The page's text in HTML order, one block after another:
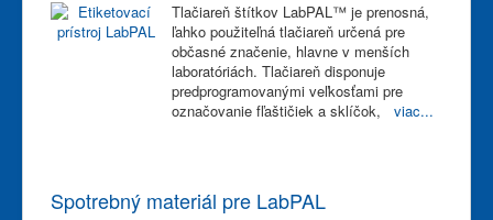
Tlačiareň štítkov LabPAL™ je prenosná,
ľahko použiteľná tlačiareň určená pre
občasné značenie, hlavne v menších
laboratóriách. Tlačiareň disponuje
predprogramovanými veľkosťami pre
označovanie fľaštičiek a sklíčok, viac...
Spotrebný materiál pre LabPAL